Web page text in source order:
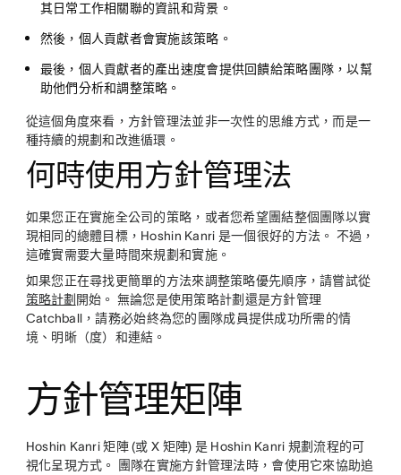
其日常工作相關聯的資訊和背景。
然後，個人貢獻者會實施該策略。
最後，個人貢獻者的產出速度會提供回饋給策略團隊，以幫
助他們分析和調整策略。
從這個角度來看，方針管理法並非一次性的思維方式，而是一
種持續的規劃和改進循環。
何時使用方針管理法
如果您正在實施全公司的策略，或者您希望團結整個團隊以實
現相同的總體目標，Hoshin Kanri 是一個很好的方法。 不過，
這確實需要大量時間來規劃和實施。
如果您正在尋找更簡單的方法來調整策略優先順序，請嘗試從
策略計劃 開始。 無論您是使用策略計劃還是方針管理
Catchball，請務必始終為您的團隊成員提供成功所需的情
境、明晰（度）和連結。
方針管理矩陣
Hoshin Kanri 矩陣 (或 X 矩陣) 是 Hoshin Kanri 規劃流程的可
視化呈現方式。 團隊在實施方針管理法時，會使用它來協助追